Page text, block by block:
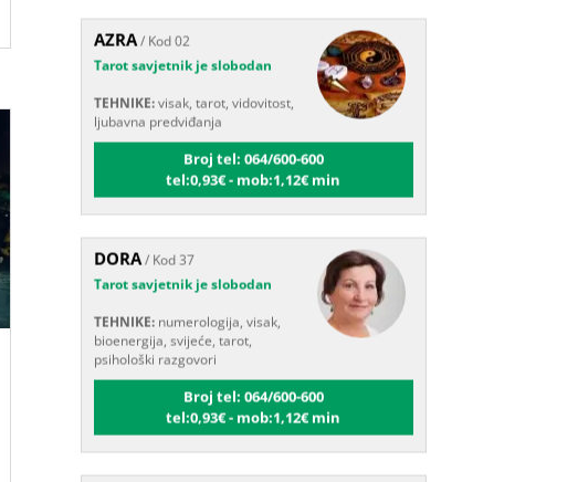
/ Kod 02
Tarot savjetnik je slobodan
TEHNIKE:visak, tarot, vidovitost,
ljubavna predviđanja
Broj tel: 064/600-600
tel:0,93€ - mob:1,12€ min
/ Kod 37
Tarot savjetnik je slobodan
TEHNIKE:numerologija, visak,
bioenergija, svijeće, tarot,
psihološki razgovori
Broj tel: 064/600-600
tel:0,93€ - mob:1,12€ min
/ Kod 60